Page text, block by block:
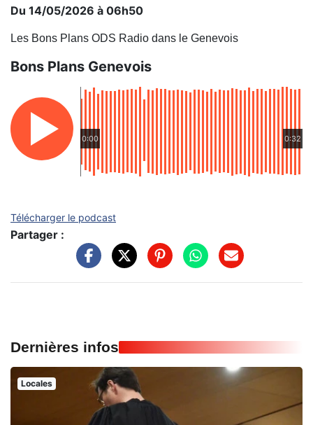
Du 14/05/2026 à 06h50
Les Bons Plans ODS Radio dans le Genevois
Bons Plans Genevois
0:00 0:32
Télécharger le podcast
Partager :
Dernières infos
Locales